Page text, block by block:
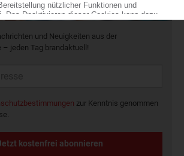
und Neuigkeiten aus der
jeden Tag brandaktuell!
zur Kenntnis genommen
kostenfrei abonnieren